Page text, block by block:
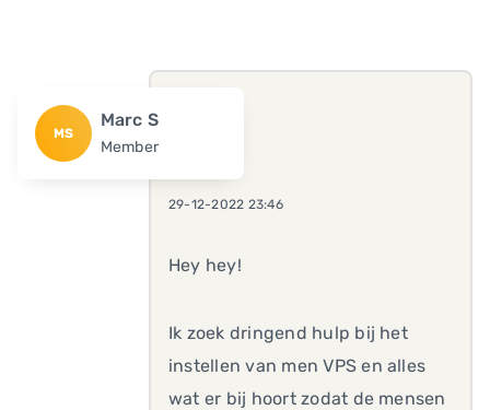
MS
Marc S
Member
29-12-2022 23:46
Hey hey!
Ik zoek dringend hulp bij het
instellen van men VPS en alles
wat er bij hoort zodat de mensen